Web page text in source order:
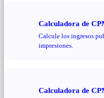
Calculadora de
Calcule los ingresos
impresiones.
Calculadora de